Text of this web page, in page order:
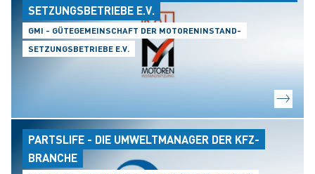
SETZUNGSBETRIEBE E.V.
GMI - GÜTEGEMEINSCHAFT DER MOTORENINSTAND-
SETZUNGSBETRIEBE E.V.
PARTSLIFE - DIE UMWELTMANAGER DER KFZ-
BRANCHE